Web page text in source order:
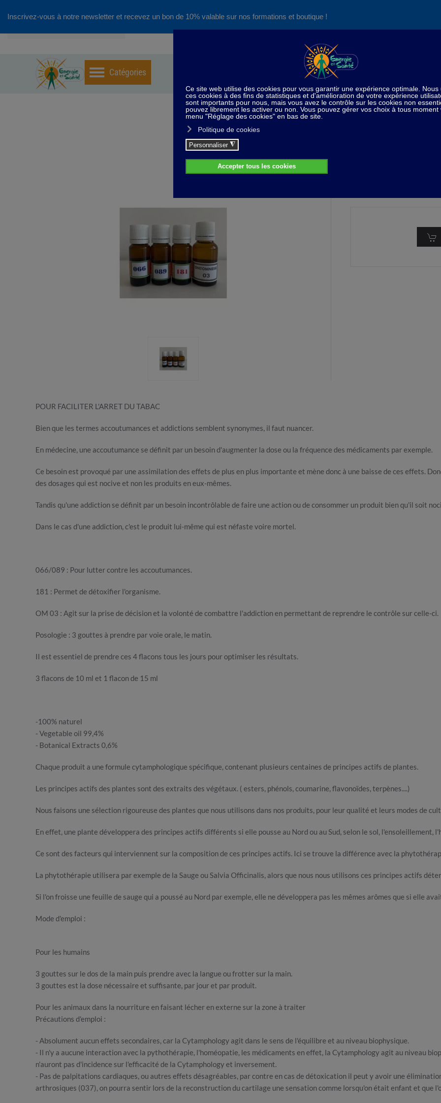
Inscrivez-vous à notre newsletter et recevez un bon de 10% valable sur nos formations et boutique !
Nos produits succès
Découvrez aussi notre site de
consultations et de formations
Home Kit Kit contre les accoutumances et les addictions
Kit contre les accoutumances et les
POUR FACILITER L'ARRET DU TABAC
Bien que les termes accoutumances et addictions semblent synonymes, il faut nuancer.
En médecine, une accoutumance se définit par un besoin d'augmenter la dose ou la fréquence des médicaments par exemple.
Ce besoin est provoqué par une assimilation des effets de plus en plus importante et mène donc à une baisse de ces effets.
des dosages qui est nocive et non les produits en eux-mêmes.
Tandis qu'une addiction se définit par un besoin incontrôlable de faire une action ou de consommer un produit bien qu'il soit
Dans le cas d'une addiction, c'est le produit lui-même qui est néfaste voire mortel.
066/089 : Pour lutter contre les accoutumances.
181 : Permet de détoxifier l'organisme.
OM 03 : Agit sur la prise de décision et la volonté de combattre l'addiction en permettant de reprendre le contrôle sur celle-ci.
Posologie : 3 gouttes à prendre par voie orale, le matin.
Il est essentiel de prendre ces 4 flacons tous les jours pour optimiser les résultats.
3 flacons de 10 ml et 1 flacon de 15 ml
-100% naturel
- Vegetable oil 99,4%
- Botanical Extracts 0,6%
Chaque produit a une formule cytamphologique spécifique, contenant plusieurs centaines de principes actifs de plantes.
Les principes actifs des plantes sont des extraits des végétaux. ( esters, phénols, coumarine, flavonoïdes, terpènes....)
Nous faisons une sélection rigoureuse des plantes que nous utilisons dans nos produits, pour leur qualité et leurs modes de
En effet, une plante développera des principes actifs différents si elle pousse au Nord ou au Sud, selon le sol, l'ensoleillement,
Ce sont des facteurs qui interviennent sur la composition de ces principes actifs. Ici se trouve la différence avec la
La phytothérapie utilisera par exemple de la Sauge ou Salvia Officinalis, alors que nous nous utilisons ces principes actifs
Si l'on froisse une feuille de sauge qui a poussé au Nord par exemple, elle ne développera pas les mêmes arômes que si elle
Mode d'emploi :
Pour les humains
3 gouttes sur le dos de la main puis prendre avec la langue ou frotter sur la main.
3 gouttes est la dose nécessaire et suffisante, par jour et par produit.
Pour les animaux dans la nourriture en faisant lécher en externe sur la zone à traiter
Précautions d'emploi :
- Absolument aucun effets secondaires, car la Cytamphology agit dans le sens de l'équilibre et au niveau biophysique.
- Il n'y a aucune interaction avec la pythothérapie, l'homéopatie, les médicaments en effet, la Cytamphology agit au niveau
n'auront pas d'incidence sur l'efficacité de la Cytamphology et inversement.
- Pas de palpitations cardiaques, ou autres effets désagréables, par contre en cas de détoxication il peut y avoir une
arthrosiques (037), on pourra sentir lors de la reconstruction du cartilage une sensation comme lorsqu'on était enfant et que